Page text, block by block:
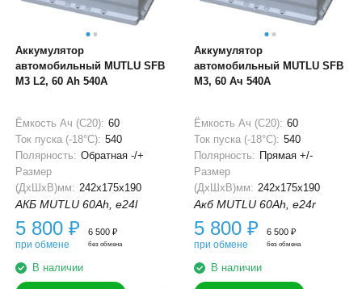
Аккумулятор
автомобильный MUTLU SFB
M3 L2, 60 Ah 540A
Ёмкость Ач (С20): 60
Ток пуска (-18°С): 540
Полярность: Обратная -/+
Размер
(ДхШхВ)мм: 242x175x190
АКБ MUTLU 60Ah, e24l
5 800 ₽
при обмене
6 500 ₽
без обмена
В наличии
Аккумулятор
автомобильный MUTLU SFB
M3, 60 Ач 540A
Ёмкость Ач (С20): 60
Ток пуска (-18°С): 540
Полярность: Прямая +/-
Размер
(ДхШхВ)мм: 242x175x190
Акб MUTLU 60Ah, e24r
5 800 ₽
при обмене
6 500 ₽
без обмена
В наличии